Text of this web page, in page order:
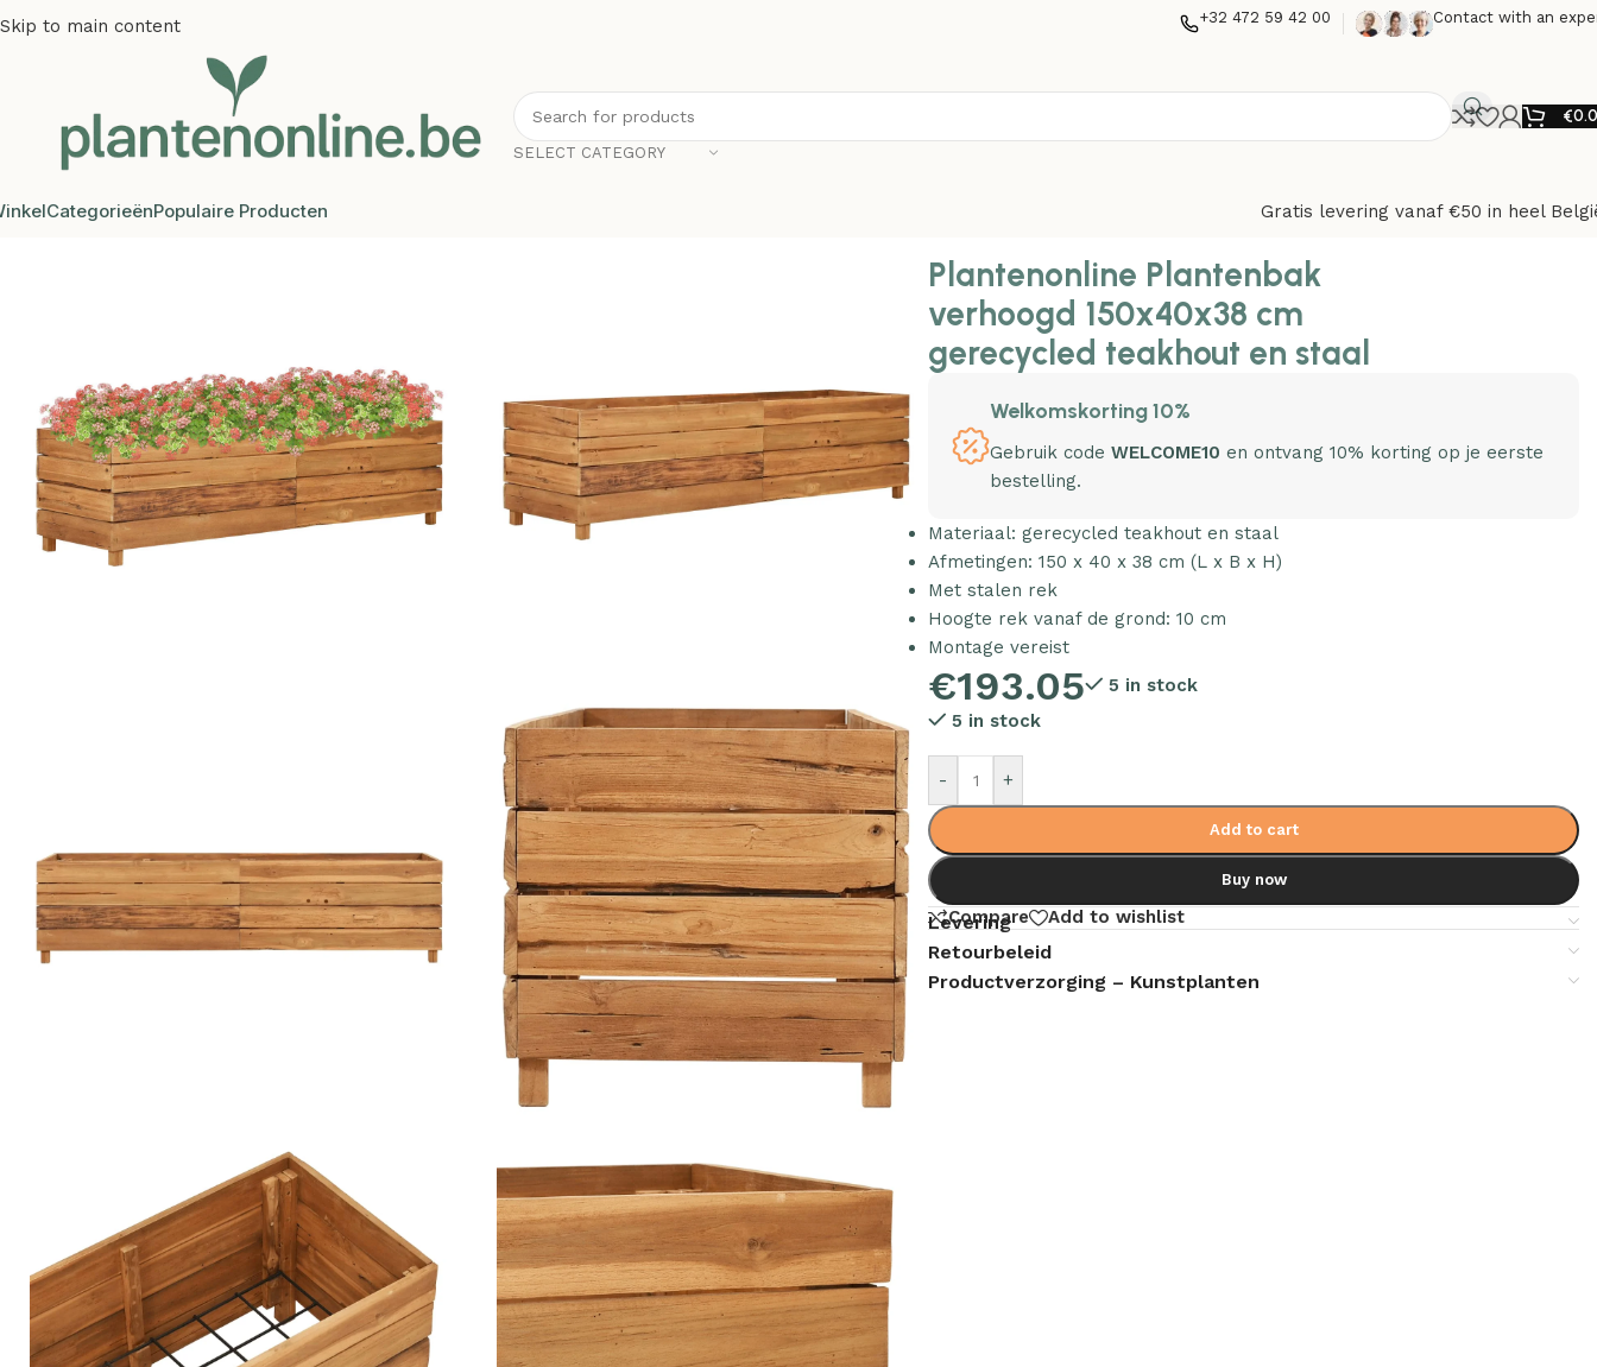
Skip to main content +32 472 59 42 00 Contact with an
SELECT CATEGORY
€
CategorieënPopulaire Producten
Gratis levering vanaf €50 in heel
Plantenbakken
Plantenonline Plantenbak
verhoogd 150x40x38 cm
gerecycled teakhout en staal
Welkomskorting 10%
Gebruik codeWELCOME10 en ontvang 10% korting op je eerste
bestelling.
Materiaal: gerecycled teakhout en staal
Afmetingen: 150 x 40 x 38 cm (L x B x H)
Met stalen rek
Hoogte rek vanaf de grond: 10 cm
Montage vereist
€193.05
5 in stock
5 in stock
- +
Add to cart
Buy now
Compare Add to wishlist
Levering
Retourbeleid
Productverzorging – Kunstplanten